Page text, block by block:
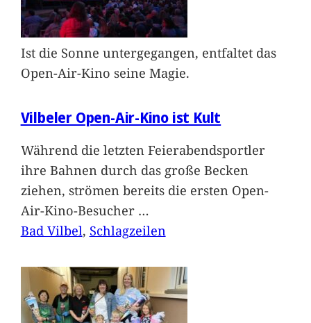
Ist die Sonne untergegangen, entfaltet das
Open-Air-Kino seine Magie.
Vilbeler Open-Air-Kino ist Kult
Während die letzten Feierabendsportler
ihre Bahnen durch das große Becken
ziehen, strömen bereits die ersten Open-
Air-Kino-Besucher …
Bad Vilbel, Schlagzeilen